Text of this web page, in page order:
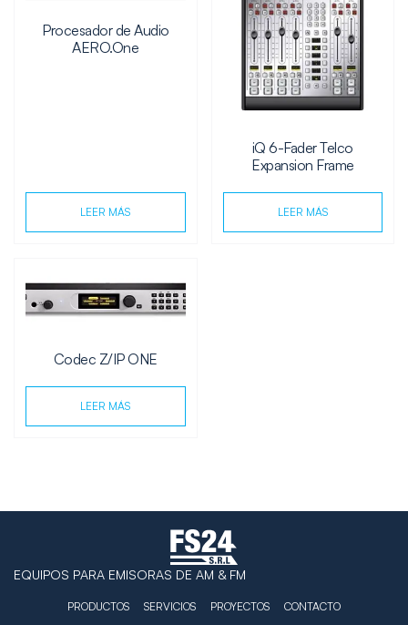
Procesador de Audio
AERO.One
LEER MÁS
iQ 6-Fader Telco
Expansion Frame
LEER MÁS
Codec Z/IP ONE
LEER MÁS
EQUIPOS PARA EMISORAS DE AM & FM
PRODUCTOS SERVICIOS PROYECTOS CONTACTO